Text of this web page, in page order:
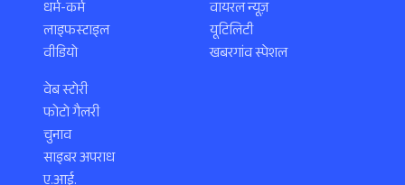
धर्म-कर्म
लाइफस्टाइल
वीडियो
वायरल न्यूज़
यूटिलिटी
खबरगांव स्पेशल
वेब स्टोरी
फोटो गैलरी
चुनाव
साइबर अपराध